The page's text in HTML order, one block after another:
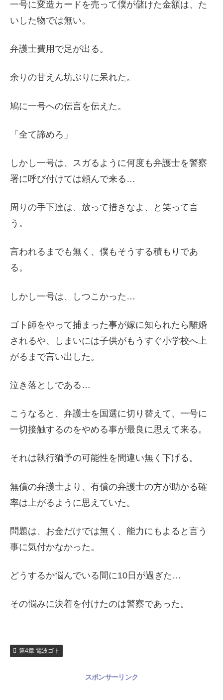
一号に変造カードを売って僕が儲けた金額は、た
いした物では無い。
弁護士費用で足が出る。
余りの甘えん坊ぶりに呆れた。
鳩に一号への伝言を伝えた。
「全て諦めろ」
しかし一号は、スガるように何度も弁護士を警察
署に呼び付けては頼んで来る…
周りの手下達は、放って措きなよ、と笑って言
う。
言われるまでも無く、僕もそうする積もりであ
る。
しかし一号は、しつこかった…
ゴト師をやって捕まった事が嫁に知られたら離婚
されるや、しまいには子供がもうすぐ小学校へ上
がるまで言い出した。
泣き落としである…
こうなると、弁護士を国選に切り替えて、一号に
一切接触するのをやめる事が最良に思えて来る。
それは執行猶予の可能性を間違い無く下げる。
無償の弁護士より、有償の弁護士の方が助かる確
率は上がるように思えていた。
問題は、お金だけでは無く、能力にもよると言う
事に気付かなかった。
どうするか悩んでいる間に10日が過ぎた…
その悩みに決着を付けたのは警察であった。
第4章 電波ゴト
スポンサーリンク